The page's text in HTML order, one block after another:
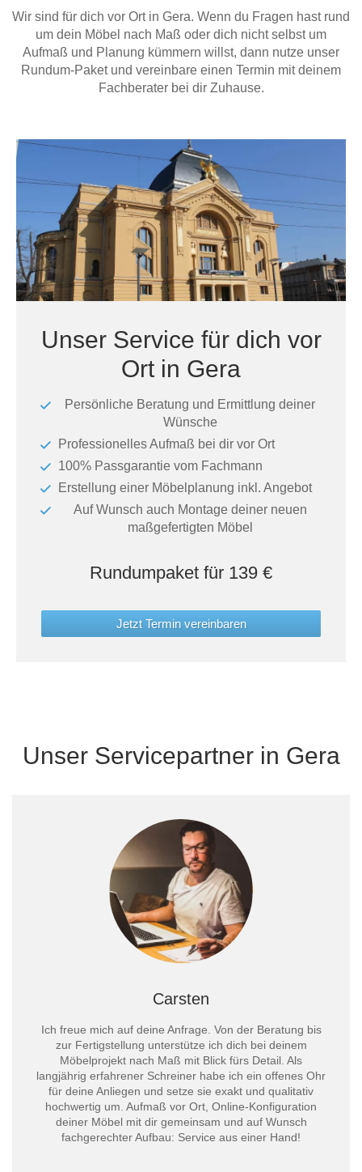
Massivholzschrank
Schuhschrank
Hängeschrank
Hängeboard
Kommode
TV-Möbel
Sideboard
aus
Badezimmerschrank
Badregal
Spiegelschrank
Doppelbett
Polstermöbel
Sofa
Hocker
Schlafsofa
Schlafsessel
Outdoor-
Küche
Outdoorküche
Ultima
Wir sind für dich vor Ort in Gera. Wenn du Fragen hast rund
um dein Möbel nach Maß oder dich nicht selbst um
Aufmaß und Planung kümmern willst, dann nutze unser
Rundum-Paket und vereinbare einen Termin mit deinem
Fachberater bei dir Zuhause.
Unser Service für dich vor
Ort in Gera
Persönliche Beratung und Ermittlung deiner
Wünsche
Professionelles Aufmaß bei dir vor Ort
100% Passgarantie vom Fachmann
Erstellung einer Möbelplanung inkl. Angebot
Auf Wunsch auch Montage deiner neuen
maßgefertigten Möbel
Rundumpaket für 139 €
Jetzt Termin vereinbaren
Unser Servicepartner in Gera
Carsten
Ich freue mich auf deine Anfrage. Von der Beratung bis
zur Fertigstellung unterstütze ich dich bei deinem
Möbelprojekt nach Maß mit Blick fürs Detail. Als
langjährig erfahrener Schreiner habe ich ein offenes Ohr
für deine Anliegen und setze sie exakt und qualitativ
hochwertig um. Aufmaß vor Ort, Online-Konfiguration
deiner Möbel mit dir gemeinsam und auf Wunsch
fachgerechter Aufbau: Service aus einer Hand!
Fronten renovieren
Für Dachschrägen
Kommoden
Massivholz-Schränke & -Regale
Schiebetüren
Sideboards
Sofas & Schlafsofas
White Living